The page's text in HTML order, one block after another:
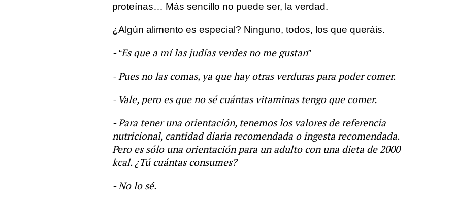
proteínas… Más sencillo no puede ser, la verdad.
¿Algún alimento es especial? Ninguno, todos, los que queráis.
- “Es que a mí las judías verdes no me gustan”
- Pues no las comas, ya que hay otras verduras para poder comer.
- Vale, pero es que no sé cuántas vitaminas tengo que comer.
- Para tener una orientación, tenemos los valores de referencia
nutricional, cantidad diaria recomendada o ingesta recomendada.
Pero es sólo una orientación para un adulto con una dieta de 2000
kcal. ¿Tú cuántas consumes?
- No lo sé.